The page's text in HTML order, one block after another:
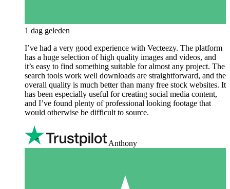
1 dag geleden
I’ve had a very good experience with Vecteezy. The platform
has a huge selection of high quality images and videos, and
it’s easy to find something suitable for almost any project. The
search tools work well downloads are straightforward, and the
overall quality is much better than many free stock websites. It
has been especially useful for creating social media content,
and I’ve found plenty of professional looking footage that
would otherwise be difficult to source.
Anthony